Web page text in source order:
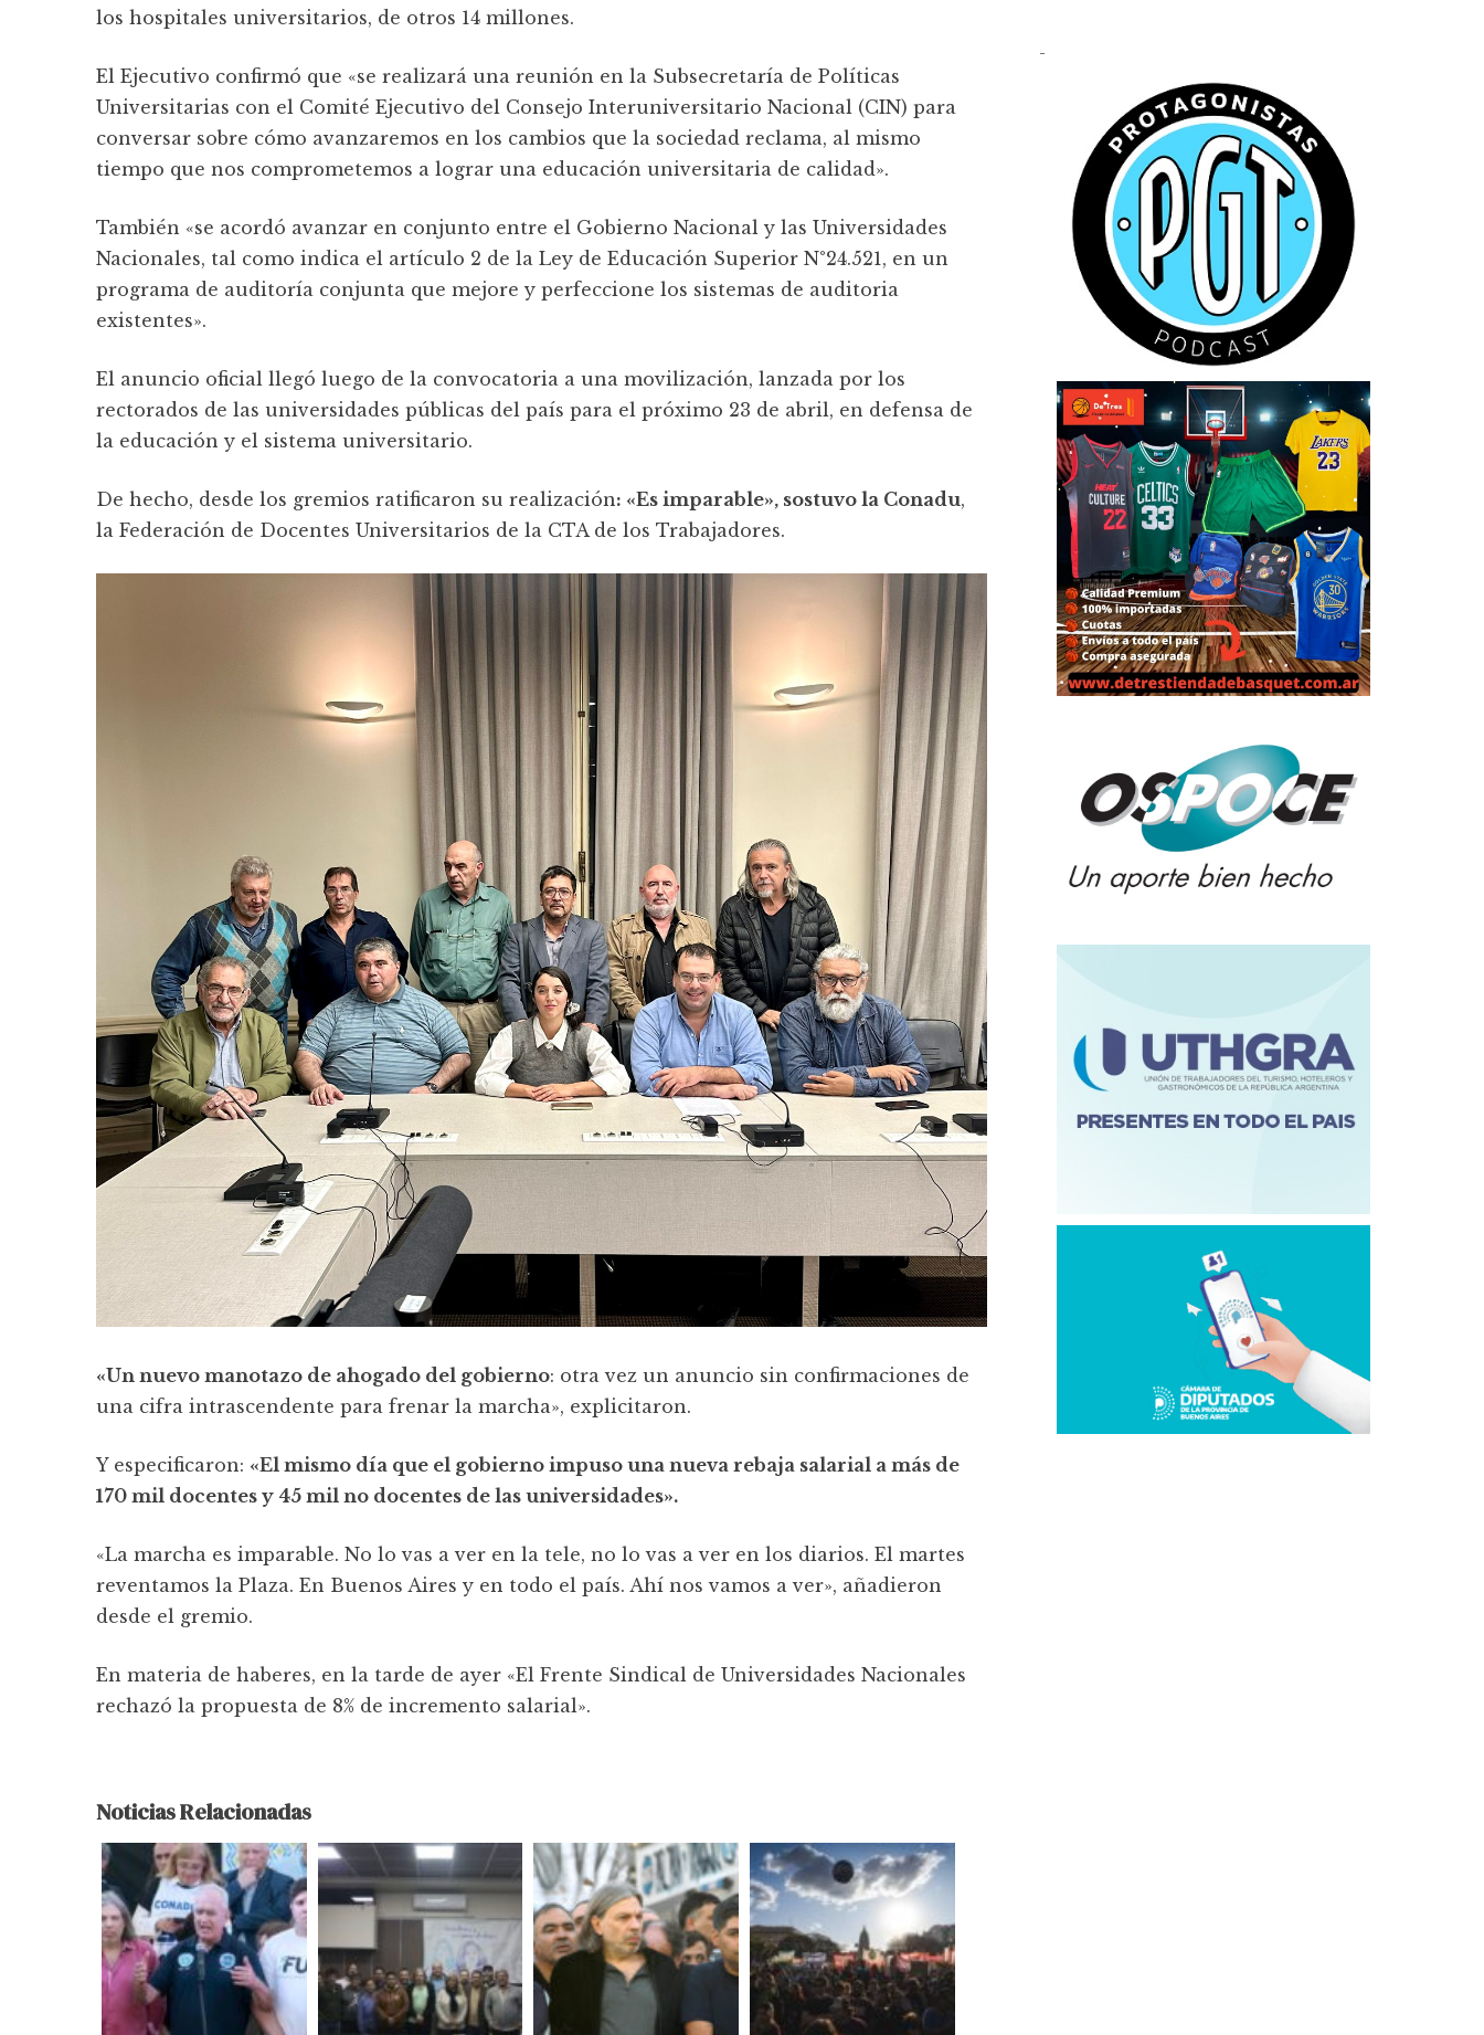
los hospitales universitarios, de otros 14 millones.
El Ejecutivo confirmó que «se realizará una reunión en la Subsecretaría de Políticas
Universitarias con el Comité Ejecutivo del Consejo Interuniversitario Nacional (CIN) para
conversar sobre cómo avanzaremos en los cambios que la sociedad reclama, al mismo
tiempo que nos comprometemos a lograr una educación universitaria de calidad».
También «se acordó avanzar en conjunto entre el Gobierno Nacional y las Universidades
Nacionales, tal como indica el artículo 2 de la Ley de Educación Superior N°24.521, en un
programa de auditoría conjunta que mejore y perfeccione los sistemas de auditoria
existentes».
El anuncio oficial llegó luego de la convocatoria a una movilización, lanzada por los
rectorados de las universidades públicas del país para el próximo 23 de abril, en defensa de
la educación y el sistema universitario.
De hecho, desde los gremios ratificaron su realización: «Es imparable», sostuvo la Conadu,
la Federación de Docentes Universitarios de la CTA de los Trabajadores.
«Un nuevo manotazo de ahogado del gobierno: otra vez un anuncio sin confirmaciones de
una cifra intrascendente para frenar la marcha», explicitaron.
Y especificaron: «El mismo día que el gobierno impuso una nueva rebaja salarial a más de
170 mil docentes y 45 mil no docentes de las universidades».
«La marcha es imparable. No lo vas a ver en la tele, no lo vas a ver en los diarios. El martes
reventamos la Plaza. En Buenos Aires y en todo el país. Ahí nos vamos a ver», añadieron
desde el gremio.
En materia de haberes, en la tarde de ayer «El Frente Sindical de Universidades Nacionales
rechazó la propuesta de 8% de incremento salarial».
Noticias Relacionadas
-